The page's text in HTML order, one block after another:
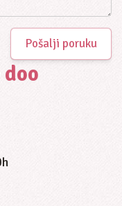
Pošalji poruku